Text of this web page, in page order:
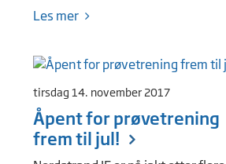
Les mer
tirsdag 14. november 2017
Åpent for prøvetrening
frem til jul!